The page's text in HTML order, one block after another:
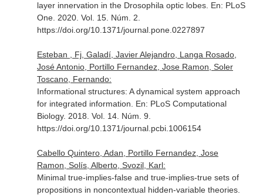
layer innervation in the Drosophila optic lobes. En: PLoS
One. 2020. Vol. 15. Núm. 2.
https://doi.org/10.1371/journal.pone.0227897
Esteban , Fj, Galadí, Javier Alejandro, Langa Rosado,
José Antonio, Portillo Fernandez, Jose Ramon, Soler
Toscano, Fernando:
Informational structures: A dynamical system approach
for integrated information. En: PLoS Computational
Biology. 2018. Vol. 14. Núm. 9.
https://doi.org/10.1371/journal.pcbi.1006154
Cabello Quintero, Adan, Portillo Fernandez, Jose
Ramon, Solís, Alberto, Svozil, Karl:
Minimal true-implies-false and true-implies-true sets of
propositions in noncontextual hidden-variable theories.